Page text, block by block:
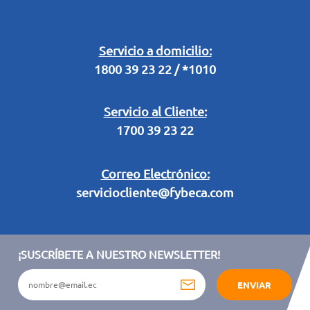
Servicio a domicilio:
1800 39 23 22 / *1010
Servicio al Cliente:
1700 39 23 22
Correo Electrónico:
serviciocliente@fybeca.com
Legal Campaña Produbanco
Términos y condiciones sorteo partido de fútbol "Tu ídolo"
¡SUSCRÍBETE A NUESTRO NEWSLETTER!
ENVIAR